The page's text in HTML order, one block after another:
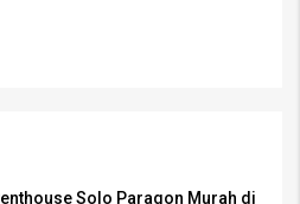
Solo Paragon Murah di